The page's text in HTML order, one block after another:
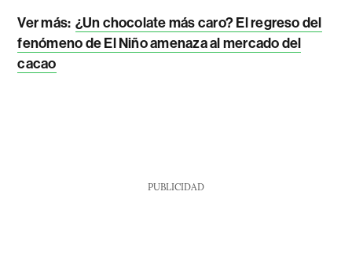
Ver más: ¿Un chocolate más caro? El regreso del
fenómeno de El Niño amenaza al mercado del
cacao
PUBLICIDAD